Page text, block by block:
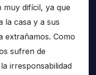
muy difícil, ya que
la casa y a sus
extrañamos. Como
sufren de
irresponsabilidad